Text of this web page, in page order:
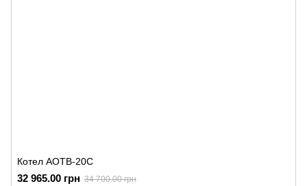
Котел АОТВ-20С
32 965.00 грн 34 700.00 грн